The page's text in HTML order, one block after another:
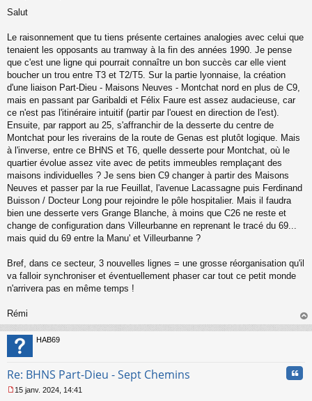
e
s
g
e
n
o
n
u
Salut
Le raisonnement que tu tiens présente certaines analogies avec celui que
tenaient les opposants au tramway à la fin des années 1990. Je pense
que c'est une ligne qui pourrait connaître un bon succès car elle vient
boucher un trou entre T3 et T2/T5. Sur la partie lyonnaise, la création
d'une liaison Part-Dieu - Maisons Neuves - Montchat nord en plus de C9,
mais en passant par Garibaldi et Félix Faure est assez audacieuse, car
ce n'est pas l'itinéraire intuitif (partir par l'ouest en direction de l'est).
Ensuite, par rapport au 25, s'affranchir de la desserte du centre de
Montchat pour les riverains de la route de Genas est plutôt logique. Mais
à l'inverse, entre ce BHNS et T6, quelle desserte pour Montchat, où le
quartier évolue assez vite avec de petits immeubles remplaçant des
maisons individuelles ? Je sens bien C9 changer à partir des Maisons
Neuves et passer par la rue Feuillat, l'avenue Lacassagne puis Ferdinand
Buisson / Docteur Long pour rejoindre le pôle hospitalier. Mais il faudra
bien une desserte vers Grange Blanche, à moins que C26 ne reste et
change de configuration dans Villeurbanne en reprenant le tracé du 69...
mais quid du 69 entre la Manu' et Villeurbanne ?
Bref, dans ce secteur, 3 nouvelles lignes = une grosse réorganisation qu'il
va falloir synchroniser et éventuellement phaser car tout ce petit monde
n'arrivera pas en même temps !
Rémi
au
HAB69
Re: BHNS Part-Dieu - Sept Chemins
15 janv. 2024, 14:41